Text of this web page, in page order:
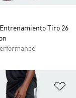
Tiro 26
de deseos